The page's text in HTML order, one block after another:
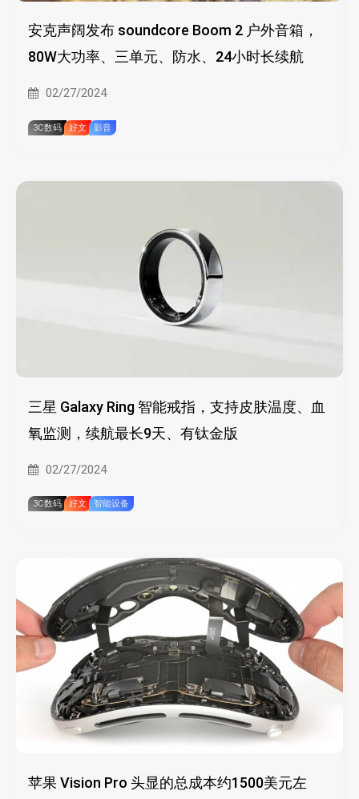
安克声阔发布 soundcore Boom 2 户外音箱，
80W大功率、三单元、防水、24小时长续航
02/27/2024
3C数码 好文 影音
三星 Galaxy Ring 智能戒指，支持皮肤温度、血
氧监测，续航最长9天、有钛金版
02/27/2024
3C数码 好文 智能设备
苹果 Vision Pro 头显的总成本约1500美元左